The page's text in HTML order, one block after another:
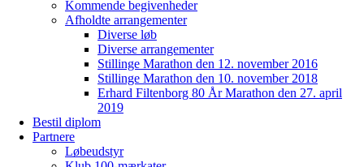
Kommende begivenheder
Afholdte arrangementer
Diverse løb
Diverse arrangementer
Stillinge Marathon den 12. november 2016
Stillinge Marathon den 10. november 2018
Erhard Filtenborg 80 År Marathon den 27. april
2019
Bestil diplom
Partnere
Løbeudstyr